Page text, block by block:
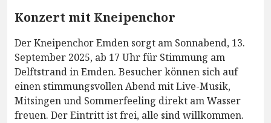
Konzert mit Kneipenchor
Der Kneipenchor Emden sorgt am Sonnabend, 13.
September 2025, ab 17 Uhr für Stimmung am
Delftstrand in Emden. Besucher können sich auf
einen stimmungsvollen Abend mit Live-Musik,
Mitsingen und Sommerfeeling direkt am Wasser
freuen. Der Eintritt ist frei, alle sind willkommen.